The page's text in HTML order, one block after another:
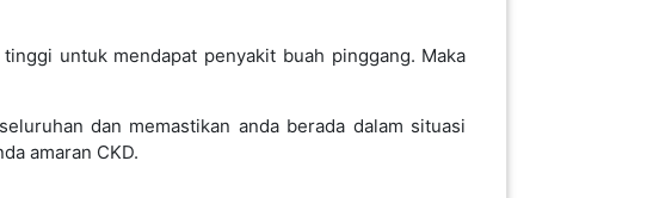
untuk mendapat penyakit buah pinggang. Maka
dan memastikan anda berada dalam situasi
amaran CKD.